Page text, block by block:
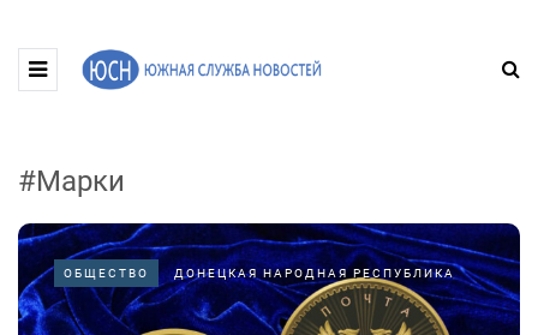
#Марки
ОБЩЕСТВО ДОНЕЦКАЯ НАРОДНАЯ РЕСПУБЛИКА